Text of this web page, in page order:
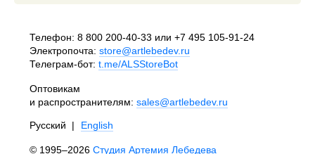
Телефон: 8 800 200-40-33 или +7 495 105-91-24
Электропочта: store@artlebedev.ru
Телеграм-бот: t.me/ALSStoreBot
Оптовикам
и распространителям: sales@artlebedev.ru
Русский | English
© 1995–2026 Студия Артемия Лебедева